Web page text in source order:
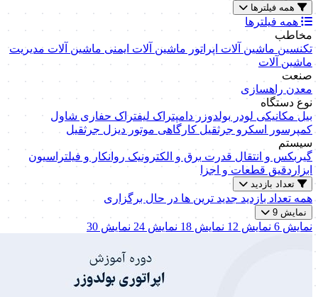
همه فیلترها
همه فیلترها
مخاطب
تکنسین ماشین آلات اپراتور ماشین آلات ایمنی ماشین آلات مدیریت
ماشین آلات
صنعت
معدن راهسازی
نوع دستگاه
بیل مکانیکی لودر بولدوزردامپتراک لیفتراک حفاری شاول
کمپرسور اسکرو جرثقیل کارگاهی موتور دیزل جرثقیل
سیستم
گیربکس و انتقال قدرت برق و الکترونیک روانکار و فیلتراسیون
ابزاردقیق قطعات و اجزا
تعداد بازدید
همه تعداد بازدید جدید ترین هادر حال برگزاری
نمایش 9
نمایش 6 نمایش 12 نمایش 18 نمایش 24 نمایش 30